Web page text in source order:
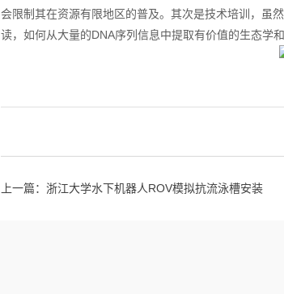
会限制其在资源有限地区的普及。其次是技术培训，虽
读，如何从大量的DNA序列信息中提取有价值的生态学
上一篇： 浙江大学水下机器人ROV模拟抗流泳槽安装